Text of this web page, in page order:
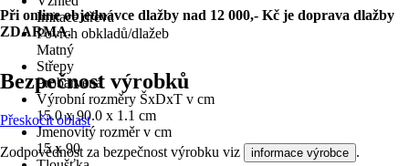
Imitace dřeva
Povrch obkladů/dlažeb
Matný
Střepy
Probarvená
Výrobní rozměry ŠxDxT v cm
15.0 x 90.0 x 1.1 cm
Jmenovitý rozměr v cm
15 x 90
Při online objednávce dlažby nad 12 000,- Kč je doprava dlažby
ZDARMA.
Bezpečnost výrobků
Přeskočit oblast
Zodpovědnost za bezpečnost výrobku viz informace výrobce .